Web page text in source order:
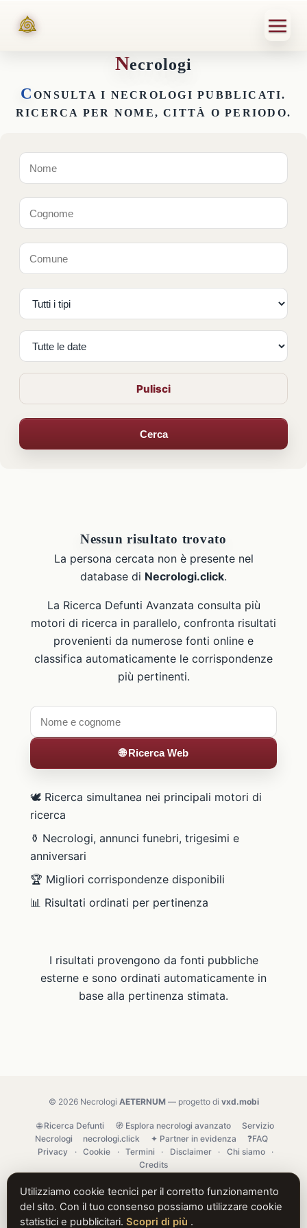
Necrologi
C ONSULTA I NECROLOGI PUBBLICATI.
RICERCA PER NOME, CITTÀ O PERIODO.
Pulisci
Cerca
Nessun risultato trovato
La persona cercata non è presente nel
database di Necrologi.click.
La Ricerca Defunti Avanzata consulta più
motori di ricerca in parallelo, confronta risultati
provenienti da numerose fonti online e
classifica automaticamente le corrispondenze
più pertinenti.
🌐 Ricerca Web
🕊️ Ricerca simultanea nei principali motori di
ricerca
⚱️ Necrologi, annunci funebri, trigesimi e
anniversari
🏆 Migliori corrispondenze disponibili
📊 Risultati ordinati per pertinenza
I risultati provengono da fonti pubbliche
esterne e sono ordinati automaticamente in
base alla pertinenza stimata.
© 2026 Necrologi AETERNUM— progetto di vxd.mobi
🌐 Ricerca Defunti 🧭 Esplora necrologi avanzato
Servizio
Necrologi
necrologi.click ✦ Partner in evidenza
❓FAQ
Privacy
· Cookie · Termini · Disclaimer · Chi siamo
·
Credits
Utilizziamo cookie tecnici per il corretto funzionamento
del sito. Con il tuo consenso possiamo utilizzare cookie
statistici e pubblicitari. Scopri di più .